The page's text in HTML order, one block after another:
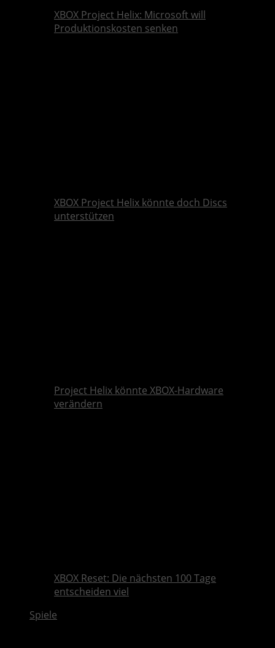
XBOX Project Helix: Microsoft will
Produktionskosten senken
XBOX Project Helix könnte doch Discs
unterstützen
Project Helix könnte XBOX-Hardware
verändern
XBOX Reset: Die nächsten 100 Tage
entscheiden viel
Spiele